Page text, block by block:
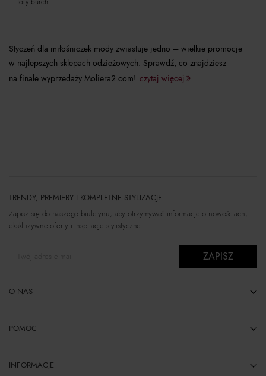
Styczeń dla miłośniczek mody zwiastuje jedno – wielkie promocje
w najlepszych sklepach odzieżowych. Sprawdź, co znajdziesz
na finale wyprzedaży Moliera2.com! czytaj więcej
TRENDY, PREMIERY I KOMPLETNE STYLIZACJE
Zapisz się do naszego biuletynu, aby otrzymywać informacje o nowościach,
ekskluzywne oferty i inspiracje stylistyczne.
ZAPISZ
O NAS
POMOC
INFORMACJE